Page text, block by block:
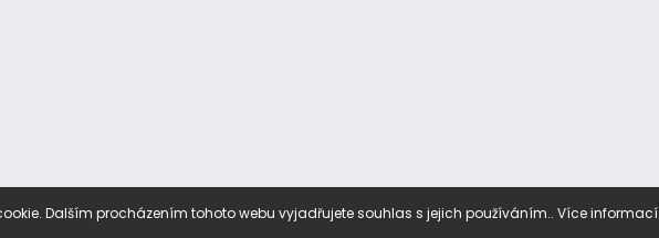
Dalším procházením tohoto webu vyjadřujete souhlas s jejich používáním.. Více informací